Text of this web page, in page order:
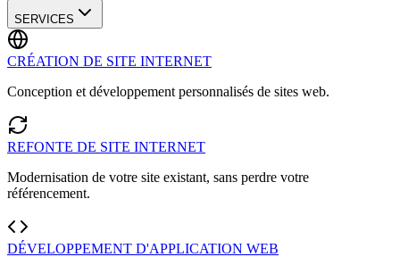
SERVICES
CRÉATION DE SITE INTERNET
Conception et développement personnalisés de sites web.
REFONTE DE SITE INTERNET
Modernisation de votre site existant, sans perdre votre
référencement.
DÉVELOPPEMENT D'APPLICATION WEB